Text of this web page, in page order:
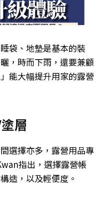
袋、地墊是基本的裝
，時而下雨，還要兼顧
能大幅提升用家的露營
層
選擇亦多，露營用品專
指出，選擇露營帳
造，以及輕便度。